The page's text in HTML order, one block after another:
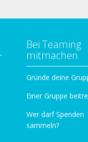
Bei Teaming
mitmachen
Gründe deine
Einer Gruppe
Wer darf Spenden
sammeln?